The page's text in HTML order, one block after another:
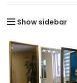
Show sidebar